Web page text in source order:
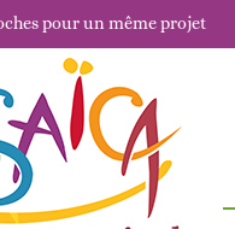
pour un même projet